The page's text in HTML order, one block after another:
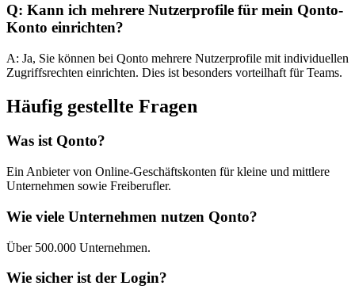
Q: Kann ich mehrere Nutzerprofile für mein Qonto-
Konto einrichten?
A: Ja, Sie können bei Qonto mehrere Nutzerprofile mit individuellen
Zugriffsrechten einrichten. Dies ist besonders vorteilhaft für Teams.
Häufig gestellte Fragen
Was ist Qonto?
Ein Anbieter von Online-Geschäftskonten für kleine und mittlere
Unternehmen sowie Freiberufler.
Wie viele Unternehmen nutzen Qonto?
Über 500.000 Unternehmen.
Wie sicher ist der Login?